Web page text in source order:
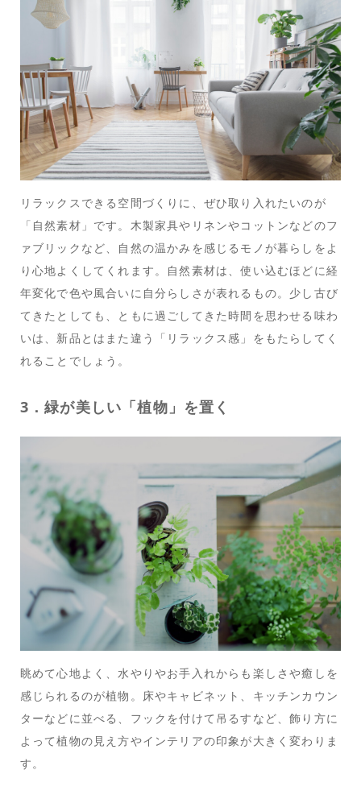
リラックスできる空間づくりに、ぜひ取り入れたいのが
「自然素材」です。木製家具やリネンやコットンなどのフ
ァブリックなど、自然の温かみを感じるモノが暮らしをよ
り心地よくしてくれます。自然素材は、使い込むほどに経
年変化で色や風合いに自分らしさが表れるもの。少し古び
てきたとしても、ともに過ごしてきた時間を思わせる味わ
いは、新品とはまた違う「リラックス感」をもたらしてく
れることでしょう。
3．緑が美しい「植物」を置く
眺めて心地よく、水やりやお手入れからも楽しさや癒しを
感じられるのが植物。床やキャビネット、キッチンカウン
ターなどに並べる、フックを付けて吊るすなど、飾り方に
よって植物の見え方やインテリアの印象が大きく変わりま
す。